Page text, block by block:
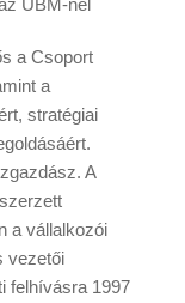
a Csoport
a
stratégiai
A
a vállalkozói
vezetői
felhívásra 1997